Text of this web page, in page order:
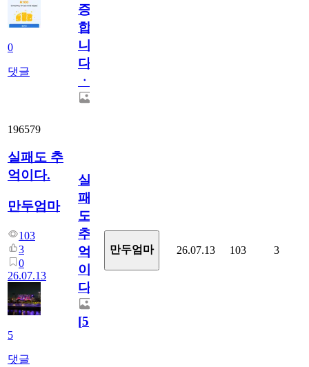
0
댓글
증
합
니
다
ㆍ
196579
실패도 추
억이다.
만두엄마
103
3
0
26.07.13
5
댓글
실
패
도
추
억
이
다.
[5]
만두엄마 26.07.13 103 3